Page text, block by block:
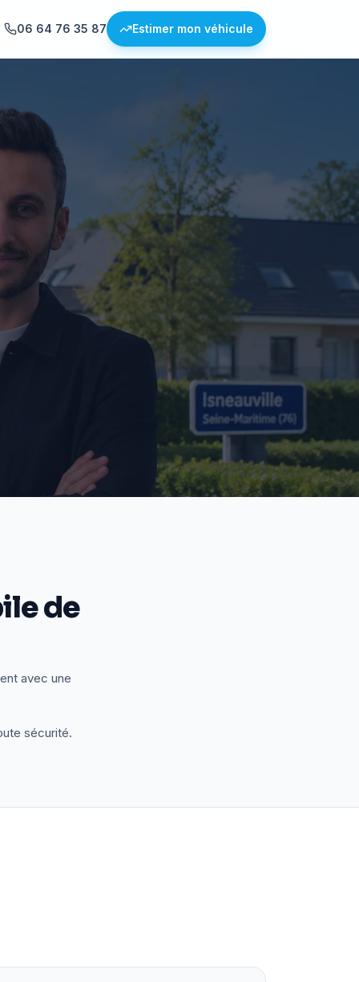
06 64 76 35 87 Estimer mon véhicule
de
avec une
sécurité.